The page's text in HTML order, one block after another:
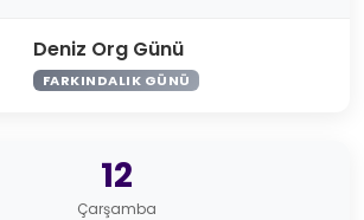
Deniz Org Günü
FARKINDALIK GÜNÜ
12
Çarşamba